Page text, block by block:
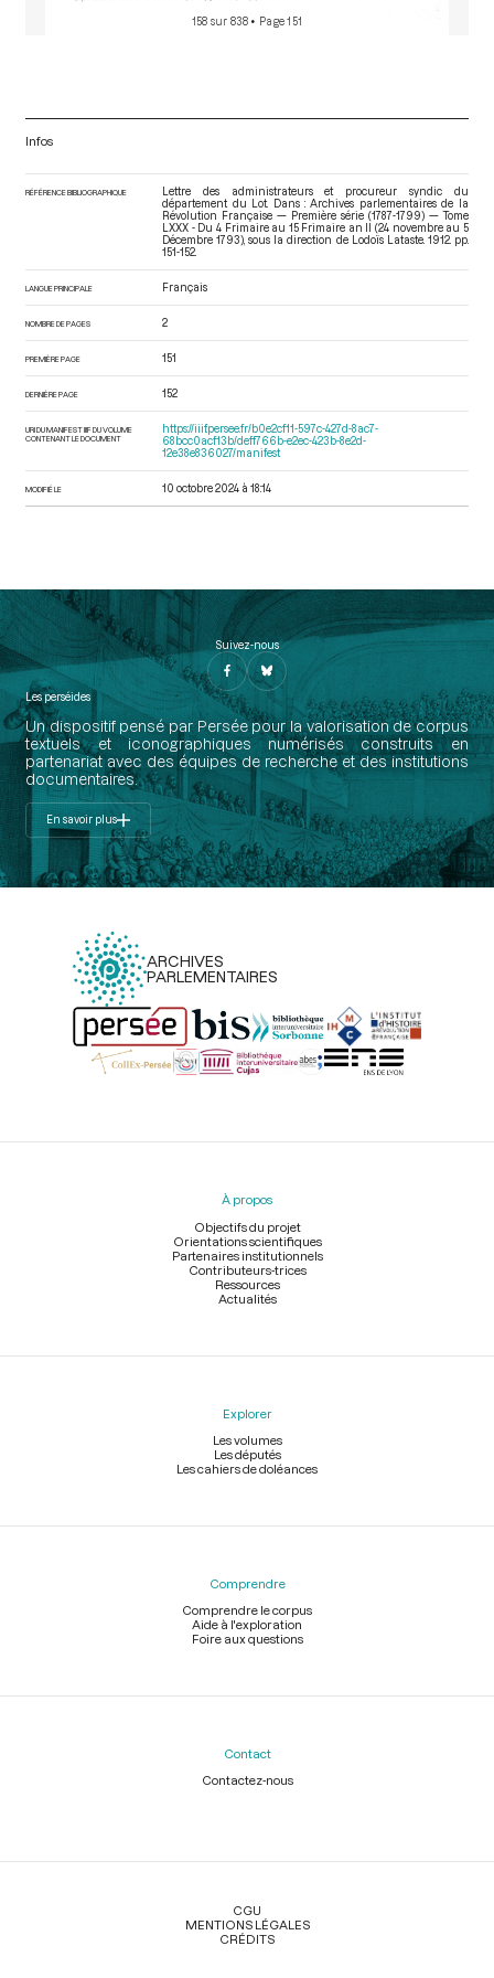
158 sur 838 • Page 151
Infos
RÉFÉRENCE BIBLIOGRAPHIQUE
Lettre des administrateurs et procureur syndic du
département du Lot. Dans : Archives parlementaires de la
Révolution Française — Première série (1787-1799) — Tome
LXXX - Du 4 Frimaire au 15 Frimaire an II (24 novembre au 5
Décembre 1793) , sous la direction de Lodoïs Lataste. 1912. pp.
151-152.
LANGUE PRINCIPALE Français
NOMBRE DE PAGES 2
PREMIÈRE PAGE 151
DERNIÈRE PAGE 152
URI DU MANIFEST IIIF DU VOLUME
CONTENANT LE DOCUMENT
https://iiif.persee.fr/b0e2cf11-597c-427d-8ac7-
68bcc0acf13b/deff766b-e2ec-423b-8e2d-
12e38e836027/manifest
MODIFIÉ LE 10 octobre 2024 à 18:14
Suivez-nous
Les perséides
Un dispositif pensé par Persée pour la valorisation de corpus
textuels et iconographiques numérisés construits en
partenariat avec des équipes de recherche et des institutions
documentaires.
En savoir plus
ARCHIVES
PARLEMENTAIRES
Menu
À propos
Objectifs du projet
Orientations scientifiques
Partenaires institutionnels
Contributeurs-trices
Ressources
Actualités
Explorer
Les volumes
Les députés
Les cahiers de doléances
Comprendre
Comprendre le corpus
Aide à l'exploration
Foire aux questions
Contact
Contactez-nous
Légal
CGU
MENTIONS LÉGALES
CRÉDITS